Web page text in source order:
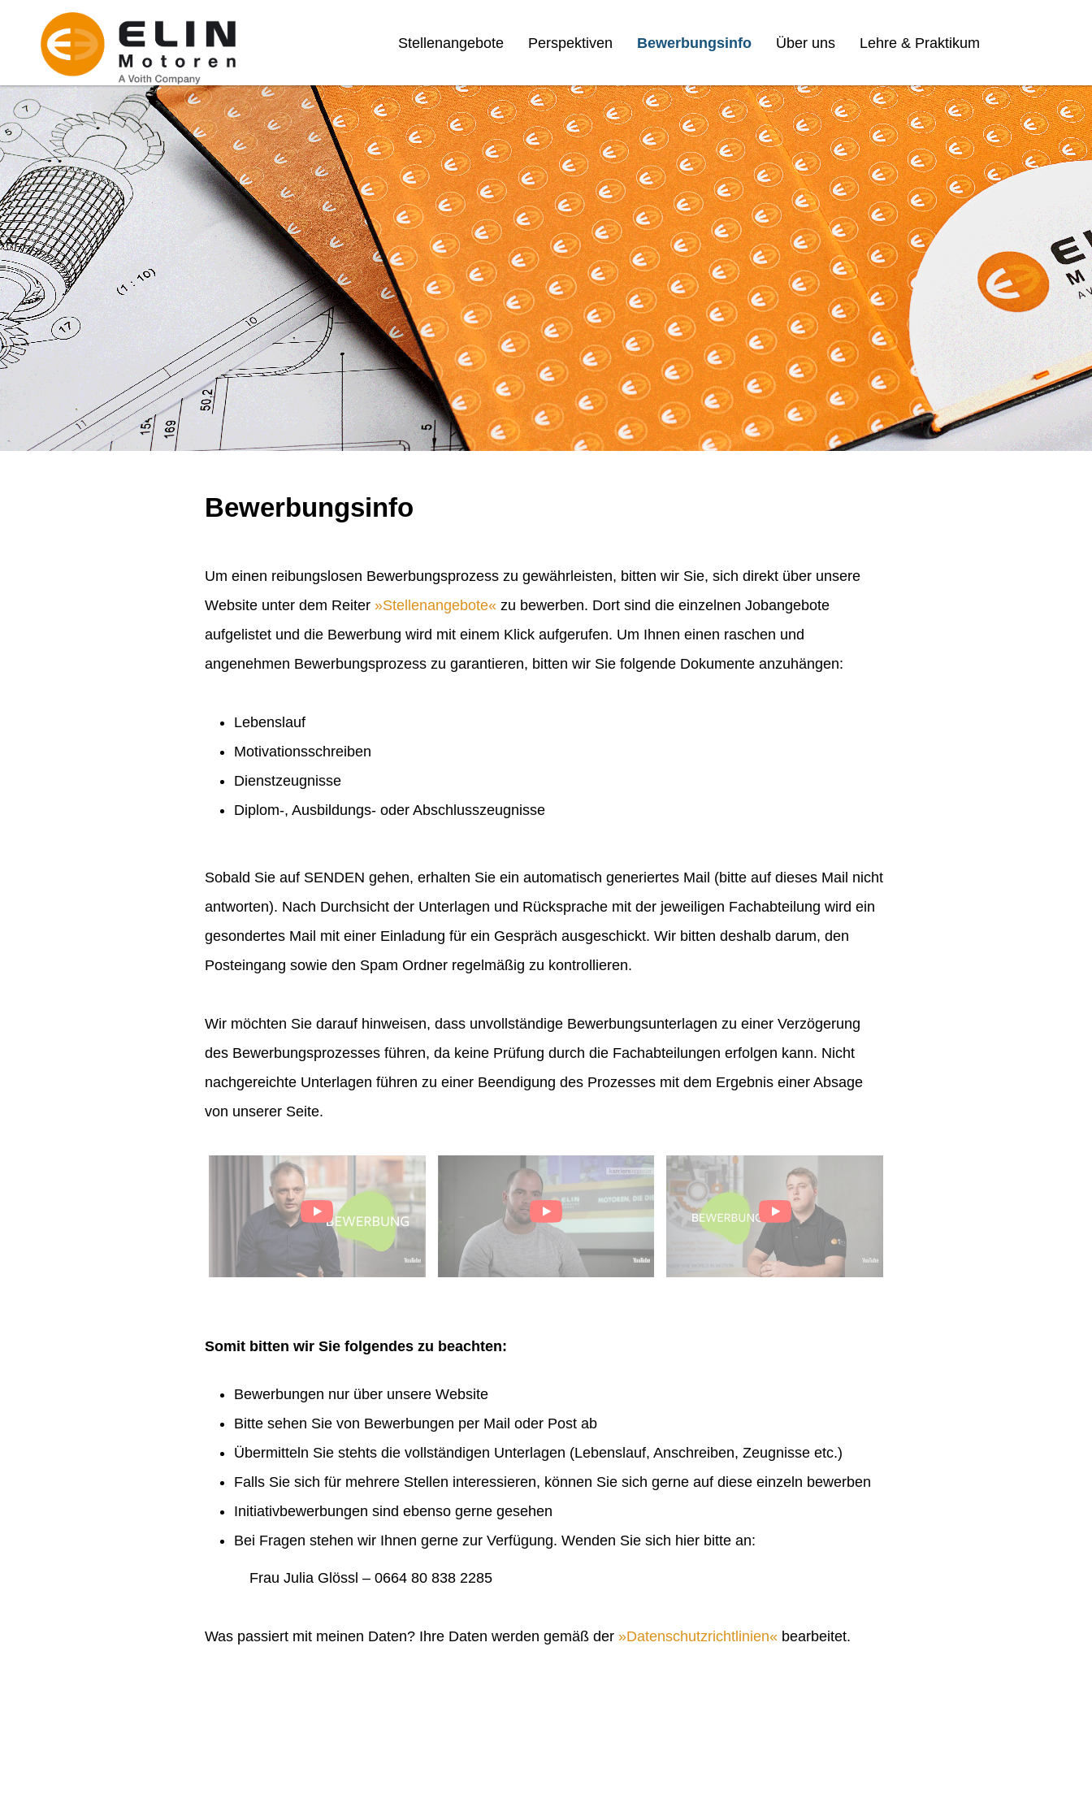
Stellenangebote Perspektiven Bewerbungsinfo Über uns Lehre & Praktikum
Bewerbungsinfo
Um einen reibungslosen Bewerbungsprozess zu gewährleisten, bitten wir Sie, sich direkt über unsere
Website unter dem Reiter
Stellenangebote
zu bewerben. Dort sind die einzelnen Jobangebote
aufgelistet und die Bewerbung wird mit einem Klick aufgerufen. Um Ihnen einen raschen und
angenehmen Bewerbungsprozess zu garantieren, bitten wir Sie folgende Dokumente anzuhängen:
Lebenslauf
Motivationsschreiben
Dienstzeugnisse
Diplom-, Ausbildungs- oder Abschlusszeugnisse
Sobald Sie auf SENDEN gehen, erhalten Sie ein automatisch generiertes Mail (bitte auf dieses Mail nicht
antworten). Nach Durchsicht der Unterlagen und Rücksprache mit der jeweiligen Fachabteilung wird ein
gesondertes Mail mit einer Einladung für ein Gespräch ausgeschickt. Wir bitten deshalb darum, den
Posteingang sowie den Spam Ordner regelmäßig zu kontrollieren.
Wir möchten Sie darauf hinweisen, dass unvollständige Bewerbungsunterlagen zu einer Verzögerung
des Bewerbungsprozesses führen, da keine Prüfung durch die Fachabteilungen erfolgen kann. Nicht
nachgereichte Unterlagen führen zu einer Beendigung des Prozesses mit dem Ergebnis einer Absage
von unserer Seite.
Somit bitten wir Sie folgendes zu beachten:
Bewerbungen nur über unsere Website
Bitte sehen Sie von Bewerbungen per Mail oder Post ab
Übermitteln Sie stehts die vollständigen Unterlagen (Lebenslauf, Anschreiben, Zeugnisse etc.)
Falls Sie sich für mehrere Stellen interessieren, können Sie sich gerne auf diese einzeln bewerben
Initiativbewerbungen sind ebenso gerne gesehen
Bei Fragen stehen wir Ihnen gerne zur Verfügung. Wenden Sie sich hier bitte an:
Frau Julia Glössl – 0664 80 838 2285
Was passiert mit meinen Daten? Ihre Daten werden gemäß der Datenschutzrichtlinien bearbeitet.